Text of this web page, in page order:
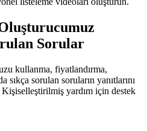
Sorular
kullanma, fiyatlandırma,
sorulan soruların yanıtlarını
Kişiselleştirilmiş yardım için destek